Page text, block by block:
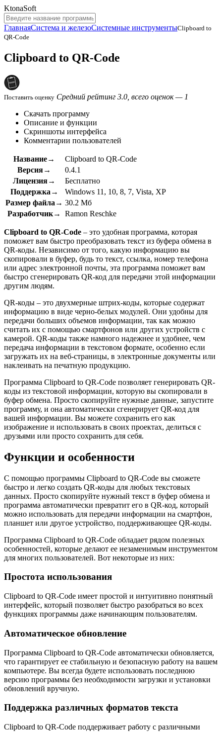
KtonaSoft
ГлавнаяСистема и железоСистемные инструментыClipboard to
QR-Code
Clipboard to QR-Code
Поставить оценку Средний рейтинг 3.0, всего оценок — 1
Скачать программу
Описание и функции
Скриншоты интерфейса
Комментарии пользователей
Название→
Clipboard to QR-Code
Версия→
0.4.1
Лицензия→
Бесплатно
Поддержка→
Windows 11, 10, 8, 7, Vista, XP
Размер файла→ 30.2 Мб
Разработчик→
Ramon Reschke
Clipboard to QR-Code – это удобная программа, которая
поможет вам быстро преобразовать текст из буфера обмена в
QR-коды. Независимо от того, какую информацию вы
скопировали в буфер, будь то текст, ссылка, номер телефона
или адрес электронной почты, эта программа поможет вам
быстро сгенерировать QR-код для передачи этой информации
другим людям.
QR-коды – это двухмерные штрих-коды, которые содержат
информацию в виде черно-белых модулей. Они удобны для
передачи больших объемов информации, так как можно
считать их с помощью смартфонов или других устройств с
камерой. QR-коды также намного надежнее и удобнее, чем
передача информации в текстовом формате, особенно если
загружать их на веб-страницы, в электронные документы или
наклеивать на печатную продукцию.
Программа Clipboard to QR-Code позволяет генерировать QR-
коды из текстовой информации, которую вы скопировали в
буфер обмена. Просто скопируйте нужные данные, запустите
программу, и она автоматически сгенерирует QR-код для
вашей информации. Вы можете сохранить его как
изображение и использовать в своих проектах, делиться с
друзьями или просто сохранить для себя.
Функции и особенности
С помощью программы Clipboard to QR-Code вы сможете
быстро и легко создать QR-коды для любых текстовых
данных. Просто скопируйте нужный текст в буфер обмена и
программа автоматически превратит его в QR-код, который
можно использовать для передачи информации на смартфон,
планшет или другое устройство, поддерживающее QR-коды.
Программа Clipboard to QR-Code обладает рядом полезных
особенностей, которые делают ее незаменимым инструментом
для многих пользователей. Вот некоторые из них:
Простота использования
Clipboard to QR-Code имеет простой и интуитивно понятный
интерфейс, который позволяет быстро разобраться во всех
функциях программы даже начинающим пользователям.
Автоматическое обновление
Программа Clipboard to QR-Code автоматически обновляется,
что гарантирует ее стабильную и безопасную работу на вашем
компьютере. Вы всегда будете использовать последнюю
версию программы без необходимости загрузки и установки
обновлений вручную.
Поддержка различных форматов текста
Clipboard to QR-Code поддерживает работу с различными